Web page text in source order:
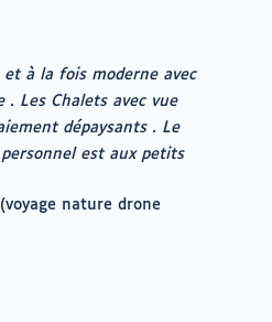
à la fois moderne avec
Les Chalets avec vue
dépaysants . Le
est aux petits
nature drone